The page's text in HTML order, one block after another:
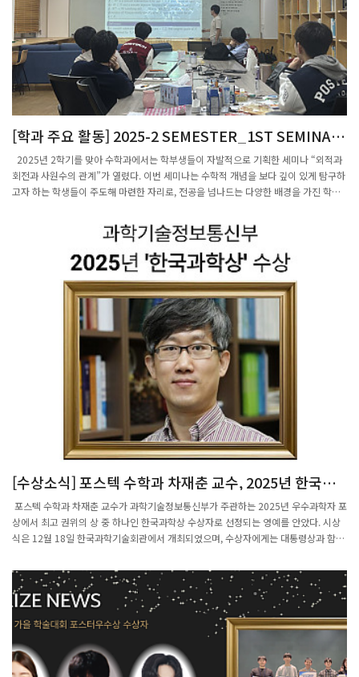
되었다. 이번 새내기연구참여 포스터 발표회는 학생들이 연구자로 성장해가는 과정의
중요한 경험이자, 구성원들이 함께 소통하며 학생들을 격려하는 뜻깊은 행사로 마무리
되었다.
[학과 주요 활동] 2025-2 SEMESTER_1ST SEMINAR
외적과 회전과 사원수의 관계(학부생 세미나)
2025년 2학기를 맞아 수학과에서는 학부생들이 자발적으로 기획한 세미나 “외적과
회전과 사원수의 관계”가 열렸다. 이번 세미나는 수학적 개념을 보다 깊이 있게 탐구하
고자 하는 학생들이 주도해 마련한 자리로, 전공을 넘나드는 다양한 배경을 가진 학생
시 수학과 학생인 김현성, 김민준, 백광운, 이도현, 김정인 그리고 수학적 구조를 컴퓨
터 그래픽스 및 기하 연산과 연결해보고자 참여한 유재원(컴퓨터공학과), 물리적 회전
과 각운동량 개념과의 관련성에 관심을 가진 정태우(물리학과) 등 총 7명이 모여 진행
되었다. 이번 세미나는 3차원 벡터공간에서 정의되는 외적(CROSS PRODUCT) 이 단
순한 계산 도구가 아니라, 실제로는 ‘회전’이라는 물리적·기하학적 현상과 어떻게 연결
되는지를 집중적으로 다루었다. 예를 들어 변위 벡터와 속도의 외적이 각속도로 이어지
고, 운동량과의 외적이 각운동량을 설명하며, 또한 그래디언트 연산자와 결합한 외적이
벡터장의 회전 성분을 나타내는 컬(CURL) 연산자가 되는 과정은 많은 학생들이 교과
과정에서 만나지만 구조적으로 깊게 이해하기는 쉽지 않다. 발표자들은 이러한 개념을
보다 근본적으로 설명하기 위해 “외적을 회전의 제곱근의 미분으로 해석한다”는 관점
을 소개했다. 이는 외적이 단순히 손가락 규칙으로 이해되는 기계적 연산이 아니라, 회
전 변환과 대칭군이 만들어내는 구조 속에서 자연스럽게 등장하는 연산임을 강조하는
방식이다. 참가자들은 이 접근을 통해 외적이 왜 3차원에서만 특정한 형태로 정의되는
지, 또 사원수(QUATERNION)와 같은 구조가 회전을 표현하는 데 어떻게 활용되는지
에 대해 심도 있는 토론을 이어갔다. 시간이 허락하는 범위 내에서 발표자들은 회전 군
과 관련된 LIE GROUP과 LIE ALGEBRA 개념도 간략히 소개했다. 이는 대학원 수준에
서 본격적으로 다루어지는 주제임에도 불구하고, 세미나 참가자들이 외적과 회전의 본
전공이 서로 다른 학생들은 각자의 학문적 관점에서 의견을 나누며 수학적 구조가 실제
물리현상, 컴퓨터 그래픽스, 공학적 계산 등 다양한 분야와 맞닿아 있음을 확인할 수 있
었다. 이번 세미나는 학부생 주도로 이루어졌다는 점에서 특히 의의가 크다. 수학적 개
넓혀가는 경험은 참여자들에게 큰 자극이 되었다. 세미나에 참여한 한 학생은 “외적을
단순한 계산 공식이 아니라 회전이라는 구조적 관점에서 바라보게 되었다”며 “전공 분
야와 연결 지어 생각할 수 있어 매우 의미 있는 시간이었다”고 소감을 전하기도 했
다. 수학과는 앞으로도 학생들이 주도하는 학술 활동이 활발히 이어질 수 있도록 적극
적으로 지원할 예정이다. 이번 세미나는 전공 간 경계를 넘나들며 함께 배우고 성장하
는 학문 공동체의 가능성을 보여준 뜻깊은 자리였다.
[수상소식] 포스텍 수학과 차재춘 교수, 2025년 한국과
학상 수상
포스텍 수학과 차재춘 교수가 과학기술정보통신부가 주관하는 2025년 우수과학자 포
상에서 최고 권위의 상 중 하나인 한국과학상 수상자로 선정되는 영예를 안았다. 시상
식은 12월 18일 한국과학기술회관에서 개최되었으며, 수상자에게는 대통령상과 함께
기초과학 발전에 크게 기여한 연구자에게 수여되는 상으로, 차재춘 교수는 위상수학 분
야에서 다양체와 매듭 이론의 핵심 난제를 해결한 공로를 인정받아 이번 수상의 주인공
으로 선정되었다. 차재춘 교수는 특히 디스크 임베딩 이론(DISK EMBEDDING
THEORY)을 새롭게 개발하여, 4차원 위상 다양체 연구의 핵심 난제로 꼽혀 온 디스크
임베딩의 가능성과 불가능성에 대한 중요한 이론적 결과를 도출했다. 또한 3차원 다양
체의 초한 불변량을 최초로 발견함으로써, 약 60여 년간 해결되지 않았던 밀너
(MILNOR)의 난제를 해결하는 성과를 이루었다. 이러한 연구는 위상수학과 기하학 전